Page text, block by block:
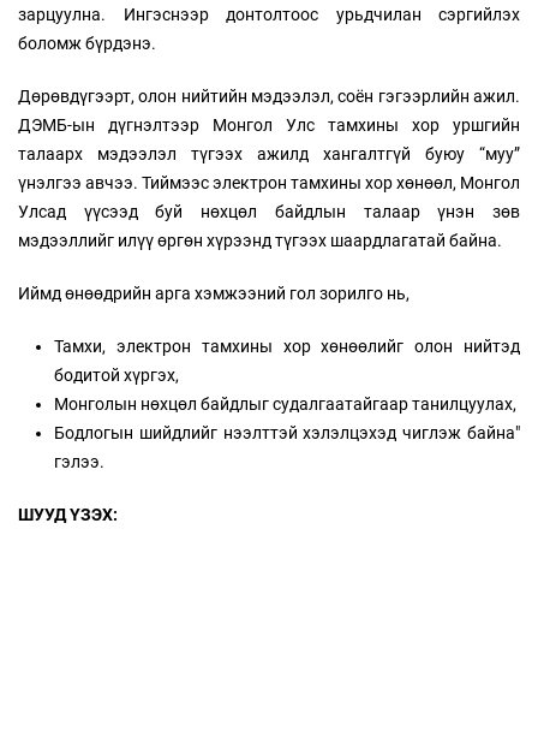
зарцуулна. Ингэснээр донтолтоос урьдчилан сэргийлэх
боломж бүрдэнэ.
Дөрөвдүгээрт, олон нийтийн мэдээлэл, соён гэгээрлийн ажил.
ДЭМБ-ын дүгнэлтээр Монгол Улс тамхины хор уршгийн
талаарх мэдээлэл түгээх ажилд хангалтгүй буюу “муу”
үнэлгээ авчээ. Тиймээс электрон тамхины хор хөнөөл, Монгол
Улсад үүсээд буй нөхцөл байдлын талаар үнэн зөв
мэдээллийг илүү өргөн хүрээнд түгээх шаардлагатай байна.
Иймд өнөөдрийн арга хэмжээний гол зорилго нь,
Тамхи, электрон тамхины хор хөнөөлийг олон нийтэд
бодитой хүргэх,
Монголын нөхцөл байдлыг судалгаатайгаар танилцуулах,
Бодлогын шийдлийг нээлттэй хэлэлцэхэд чиглэж байна"
гэлээ.
ШУУД ҮЗЭХ: